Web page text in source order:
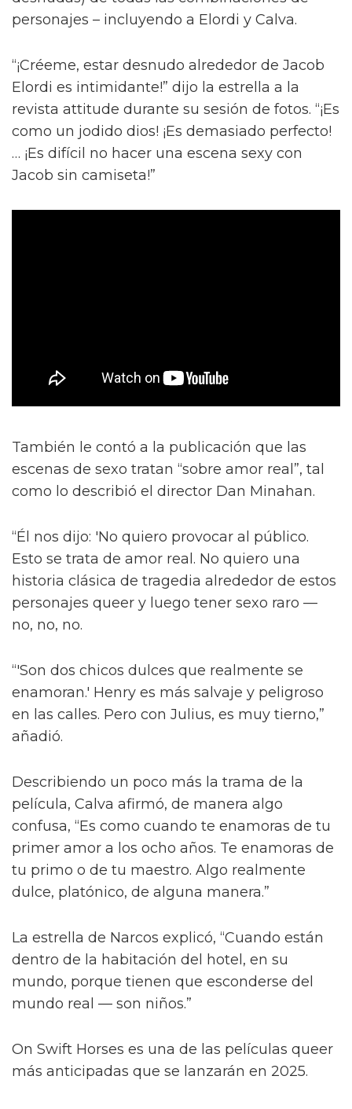
personajes – incluyendo a Elordi y Calva.
“¡Créeme, estar desnudo alrededor de Jacob
Elordi es intimidante!” dijo la estrella a la
revista attitude durante su sesión de fotos. “¡Es
como un jodido dios! ¡Es demasiado perfecto!
… ¡Es difícil no hacer una escena sexy con
Jacob sin camiseta!”
También le contó a la publicación que las
escenas de sexo tratan “sobre amor real”, tal
como lo describió el director Dan Minahan.
“Él nos dijo: 'No quiero provocar al público.
Esto se trata de amor real. No quiero una
historia clásica de tragedia alrededor de estos
personajes queer y luego tener sexo raro —
no, no, no.
“'Son dos chicos dulces que realmente se
enamoran.' Henry es más salvaje y peligroso
en las calles. Pero con Julius, es muy tierno,”
añadió.
Describiendo un poco más la trama de la
película, Calva afirmó, de manera algo
confusa, “Es como cuando te enamoras de tu
primer amor a los ocho años. Te enamoras de
tu primo o de tu maestro. Algo realmente
dulce, platónico, de alguna manera.”
La estrella de Narcos explicó, “Cuando están
dentro de la habitación del hotel, en su
mundo, porque tienen que esconderse del
mundo real — son niños.”
On Swift Horses es una de las películas queer
más anticipadas que se lanzarán en 2025.